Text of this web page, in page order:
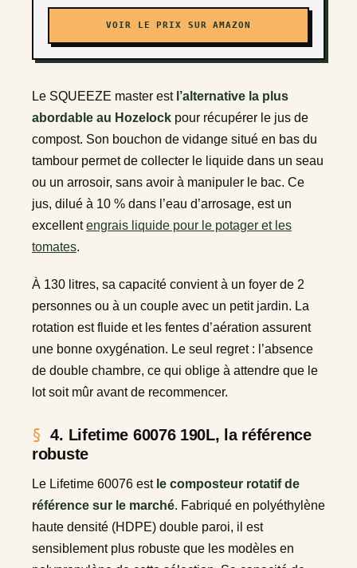
VOIR LE PRIX SUR AMAZON
Le SQUEEZE master est l’alternative la plus
abordable au Hozelock pour récupérer le jus de
compost. Son bouchon de vidange situé en bas du
tambour permet de collecter le liquide dans un seau
ou un arrosoir, sans avoir à manipuler le bac. Ce
jus, dilué à 10 % dans l’eau d’arrosage, est un
excellentengrais liquide pour le potager et les
tomates.
À 130 litres, sa capacité convient à un foyer de 2
personnes ou à un couple avec un petit jardin. La
rotation est fluide et les fentes d’aération assurent
une bonne oxygénation. Le seul regret : l’absence
de double chambre, ce qui oblige à attendre que le
lot soit mûr avant de recommencer.
4. Lifetime 60076 190L, la référence
robuste
Le Lifetime 60076 est le composteur rotatif de
référence sur le marché. Fabriqué en polyéthylène
haute densité (HDPE) double paroi, il est
sensiblement plus robuste que les modèles en